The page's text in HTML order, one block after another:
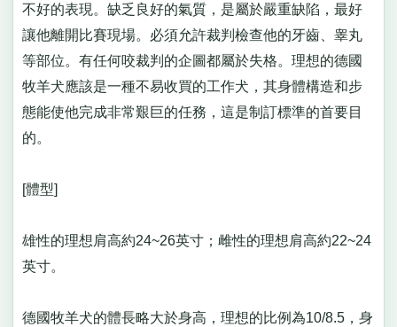
不好的表現。缺乏良好的氣質，是屬於嚴重缺陷，最好
讓他離開比賽現場。必須允許裁判檢查他的牙齒、睾丸
等部位。有任何咬裁判的企圖都屬於失格。理想的德國
牧羊犬應該是一種不易收買的工作犬，其身體構造和步
態能使他完成非常艱巨的任務，這是制訂標準的首要目
的。
[體型]
雄性的理想肩高約24~26英寸；雌性的理想肩高約22~24
英寸。
德國牧羊犬的體長略大於身高，理想的比例為10/8.5，身